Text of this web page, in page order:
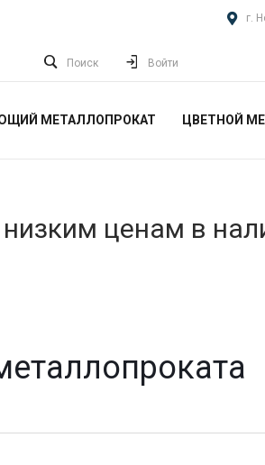
г.
Поиск Войти
МЕТАЛЛОПРОКАТ ЦВЕТНОЙ
ценам в